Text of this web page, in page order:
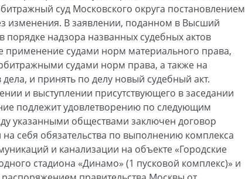
суд Московского округа постановлением
изменения. В заявлении, поданном в Высший
надзора названных судебных актов
применение судами норм материального права,
судами норм права, а также на
и принять по делу новый судебный акт.
и выступлении присутствующего в заседании
подлежит удовлетворению по следующим
указанными обществами заключен договор
себя обязательства по выполнению комплекса
и канализации на объекте «Городские
стадиона «Динамо» (1 пусковой комплекс)» и